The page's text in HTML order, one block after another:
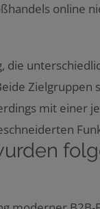
online
die
mit einer